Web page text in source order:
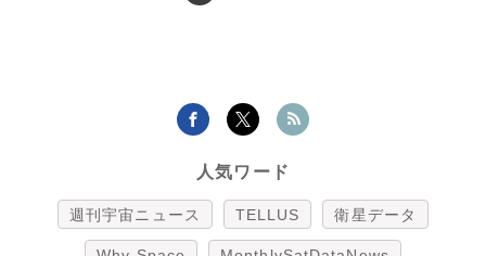
人気ワード
週刊宇宙ニュース TELLUS 衛星データ